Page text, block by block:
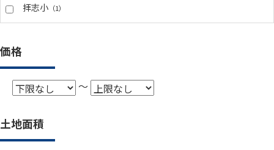
拝志小 （1）
価格
～
土地面積